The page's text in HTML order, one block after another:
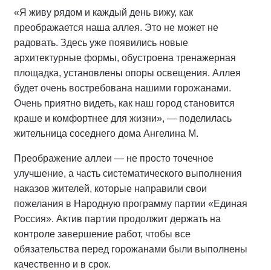
«Я живу рядом и каждый день вижу, как
преображается наша аллея. Это не может не
радовать. Здесь уже появились новые
архитектурные формы, обустроена тренажерная
площадка, установлены опоры освещения. Аллея
будет очень востребована нашими горожанами.
Очень приятно видеть, как наш город становится
краше и комфортнее для жизни», — поделилась
жительница соседнего дома Ангелина М.
Преображение аллеи — не просто точечное
улучшение, а часть систематического выполнения
наказов жителей, которые направили свои
пожелания в Народную программу партии «Единая
Россия». Актив партии продолжит держать на
контроле завершение работ, чтобы все
обязательства перед горожанами были выполнены
качественно и в срок.